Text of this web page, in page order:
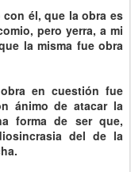
él, que la obra es
pero yerra, a mi
la misma fue obra
en cuestión fue
ánimo de atacar la
forma de ser que,
del de la